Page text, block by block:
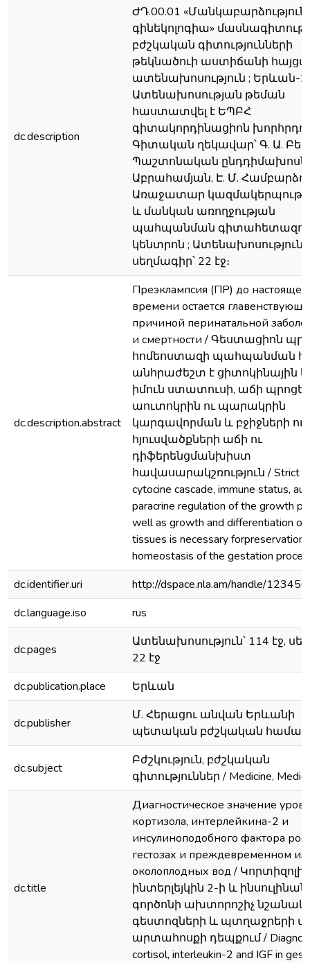
dc.description
ԺԴ.00.01
գինեկոլոգիա»
բժշկական գիտությունների
թեկնածուի աստիճանի
ատենախոսություն ; Երևան-
Ատենախոսության թեման
հաստատվել է ԵՊԲՀ
գիտակորդինացիոն
Գիտական ղեկավար՝ Գ. Ա.
Պաշտոնական
Աբրահամյան, Է. Մ.
Առաջատար
և մանկան առողջության
պահպանման
կենտրոն ; Ատենախոսություն՝
սեղմագիր՝ 22 էջ։
dc.description.abstract
Преэклампсия (ПР) до
времени остается
причиной перинатальной
и смертности / Գեստացիոն
հոմեոստազի պահպանման
անհրաժեշտ է ցիտոկինային
իմուն ստատուսի, աճի
աուտոկրին ու պարակրին
կարգավորման և բջիջների ու
հյուսվածքների աճի ու
դիֆերենցմանխիստ
հավասարակշռություն / Strict
cytocine cascade, immune status,
paracrine regulation of the growth
well as growth and differentiation of
tissues is necessary forpreservation
homeostasis of the gestation
dc.identifier.uri
http://dspace.nla.am/handle/
dc.language.iso
rus
dc.pages
Ատենախոսություն՝ 114 էջ,
22 էջ
dc.publication.place
Երևան
dc.publisher
Մ. Հերացու անվան Երևանի
պետական բժշկական
dc.subject
Բժշկություն, բժշկական
գիտություններ / Medicine,
dc.title
Диагностическое значение
кортизола, интерлейкина-2 и
инсулиноподобного фактора
гестозах и преждевременном
околоплодных вод / Կորտիզոլի,
ինտերլեյկին 2-ի և
գործոնի ախտորոշիչ
գեստոզների և պտղաջրերի
արտահոսքի դեպքում /
cortisol, interleukin-2 and IGF in